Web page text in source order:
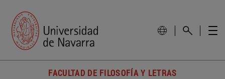
FACULTAD DE FILOSOFÍA Y LETRAS